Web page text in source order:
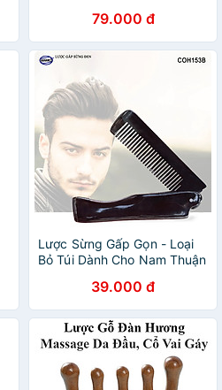
Chải Tóc - Giúp làm dịu tâm
trí, đỡ căng - Làm Tóc Suôn
và Mềm Không Làm Rụng
79.000 đ
Lược Sừng Gấp Gọn - Loại
Bỏ Túi Dành Cho Nam Thuận
- COH153B39.000 đ